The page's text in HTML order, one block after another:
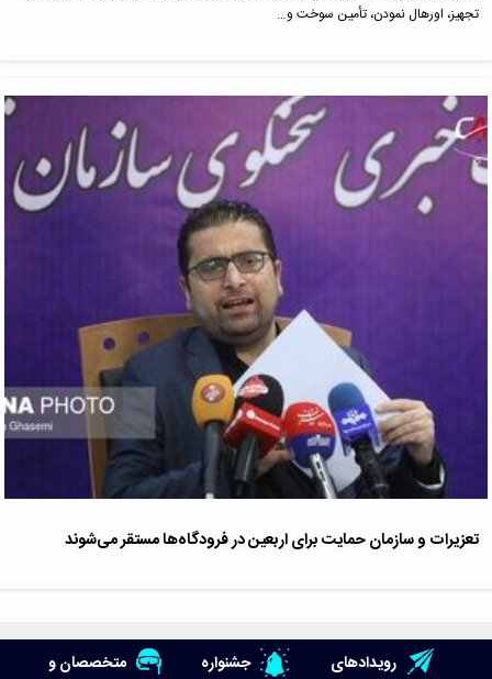
تجهیز، اورهال نمودن، تأمین سوخت و…
تعزیرات و سازمان حمایت برای اربعین در فرودگاه‌ها مستقر می‌شوند
رویدادهای جشنواره متخصصان و